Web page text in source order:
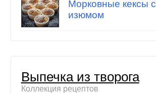
Морковные кексы с
изюмом
Выпечка из творога
Коллекция рецептов